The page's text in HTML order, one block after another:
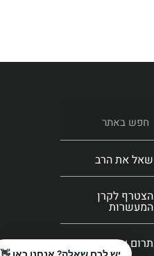
שאל את הרב
הצטרף לקרן
המעשרות
תרום עכשיו